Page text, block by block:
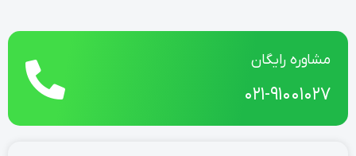
مشاوره رایگان
021-91001027